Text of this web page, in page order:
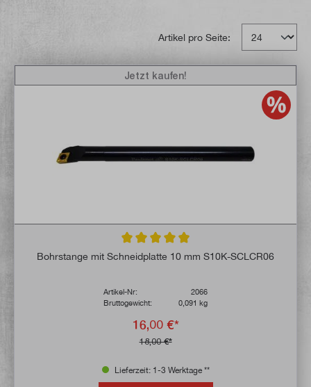
Artikel pro Seite:
Durchschnittliche Bewertung von 4.9 von
Bohrstange mit Schneidplatte 10 mm S10K-SCLCR06
Artikel-Nr:
2066
Bruttogewicht:
0,091 kg
16,00 €*
18,00 €*
Jetzt kaufen!
Lieferzeit: 1-3 Werktage **